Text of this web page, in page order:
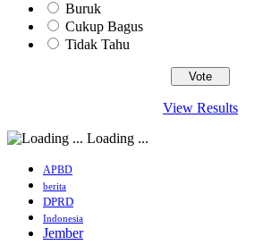
Buruk
Cukup Bagus
Tidak Tahu
View Results
Loading ...
APBD
berita
DPRD
Indonesia
Jember